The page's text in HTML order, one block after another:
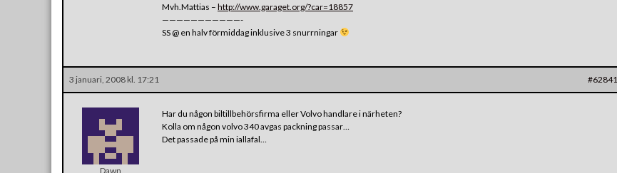
Mvh.Mattias – http://www.garaget.org/?car=18857
———————————-
SS @ en halv förmiddag inklusive 3 snurrningar
3 januari, 2008 kl. 17:21 #62841
Dawn
Har du någon biltillbehörsfirma eller Volvo handlare i närheten?
Kolla om någon volvo 340 avgas packning passar…
Det passade på min iallafal…